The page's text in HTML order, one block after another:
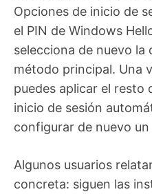
Opciones de inicio de
el PIN de Windows
selecciona de nuevo la
método principal. Una
puedes aplicar el resto
inicio de sesión
configurar de nuevo un
Algunos usuarios
concreta: siguen las